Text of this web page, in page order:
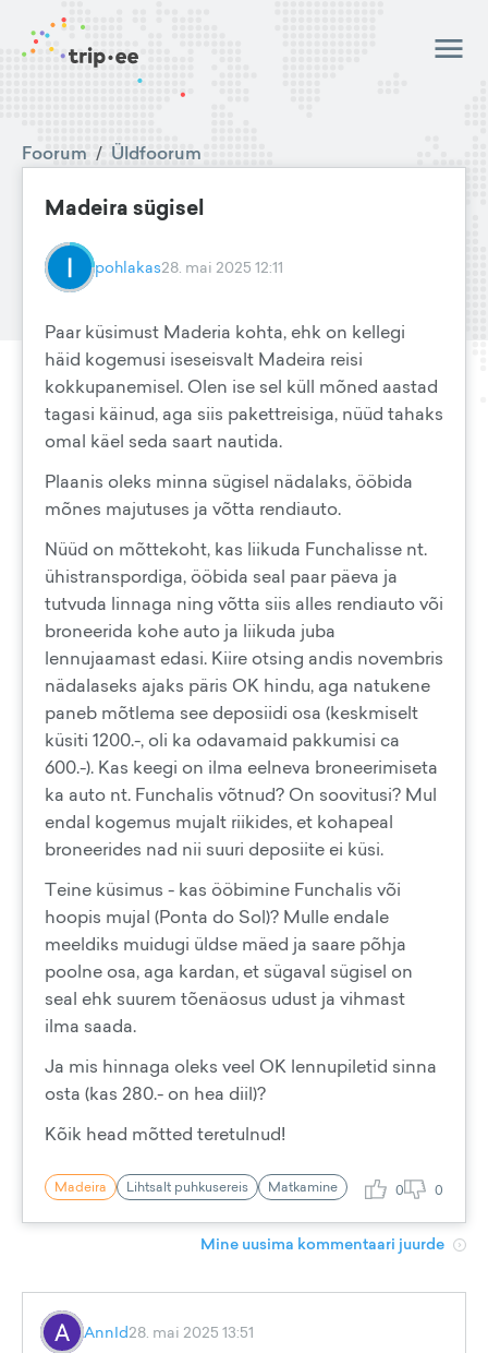
Foorum / Üldfoorum
Madeira sügisel
pohlakas28. mai 2025 12:11
Paar küsimust Maderia kohta, ehk on kellegi
häid kogemusi iseseisvalt Madeira reisi
kokkupanemisel. Olen ise sel küll mõned aastad
tagasi käinud, aga siis pakettreisiga, nüüd tahaks
omal käel seda saart nautida.
Plaanis oleks minna sügisel nädalaks, ööbida
mõnes majutuses ja võtta rendiauto.
Nüüd on mõttekoht, kas liikuda Funchalisse nt.
ühistranspordiga, ööbida seal paar päeva ja
tutvuda linnaga ning võtta siis alles rendiauto või
broneerida kohe auto ja liikuda juba
lennujaamast edasi. Kiire otsing andis novembris
nädalaseks ajaks päris OK hindu, aga natukene
paneb mõtlema see deposiidi osa (keskmiselt
küsiti 1200.-, oli ka odavamaid pakkumisi ca
600.-). Kas keegi on ilma eelneva broneerimiseta
ka auto nt. Funchalis võtnud? On soovitusi? Mul
endal kogemus mujalt riikides, et kohapeal
broneerides nad nii suuri deposiite ei küsi.
Teine küsimus - kas ööbimine Funchalis või
hoopis mujal (Ponta do Sol)? Mulle endale
meeldiks muidugi üldse mäed ja saare põhja
poolne osa, aga kardan, et sügaval sügisel on
seal ehk suurem tõenäosus udust ja vihmast
ilma saada.
Ja mis hinnaga oleks veel OK lennupiletid sinna
osta (kas 280.- on hea diil)?
Kõik head mõtted teretulnud!
Madeira Lihtsalt puhkusereis Matkamine 0 0
Mine uusima kommentaari juurde
AnnId28. mai 2025 13:51